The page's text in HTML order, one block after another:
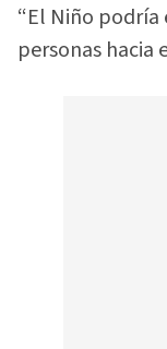
“El Niño podría
personas hacia